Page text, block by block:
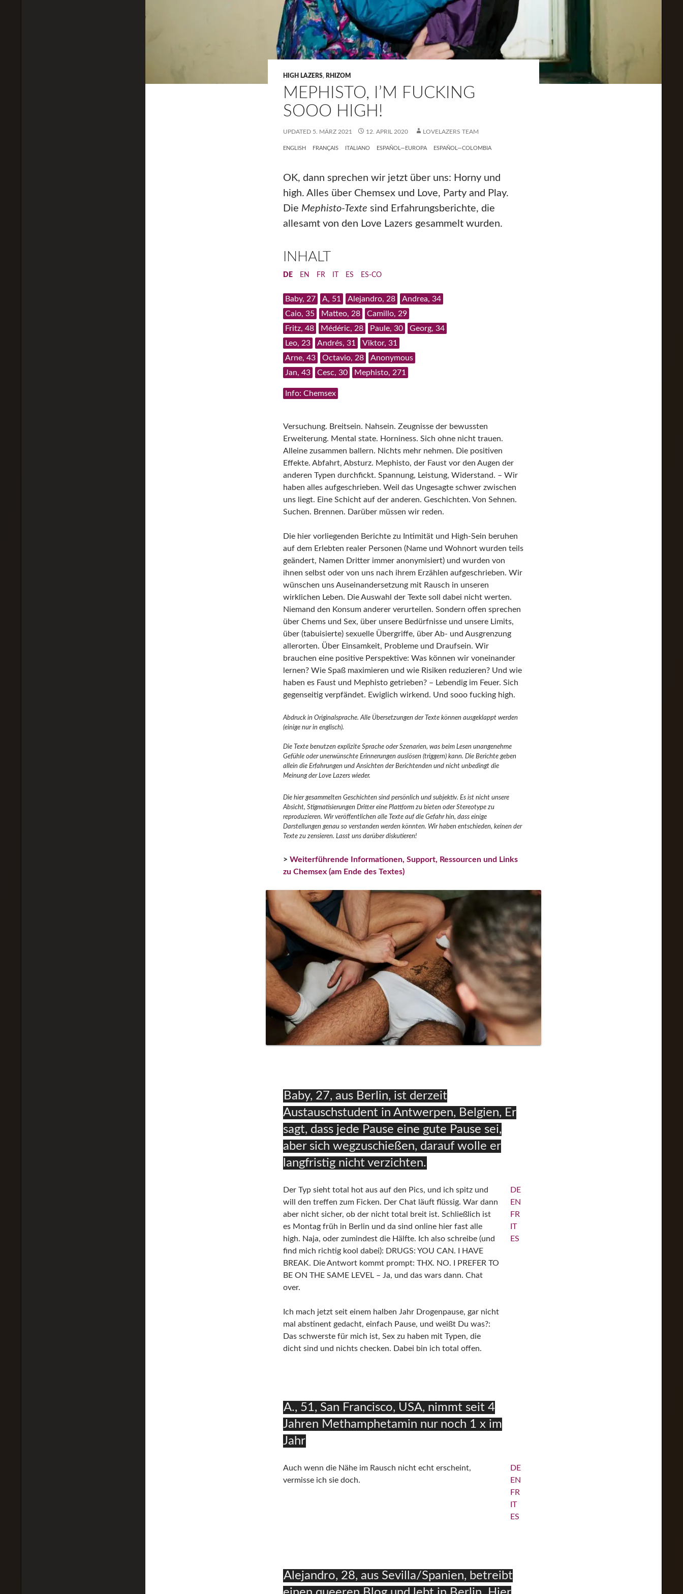
HIGH LAZERS, RHIZOM
MEPHISTO, I’M FUCKING
SOOO HIGH!
UPDATED 5. MÄRZ 2021 12. APRIL 2020 LOVELAZERS TEAM
ENGLISH FRANÇAIS ITALIANO ESPAÑOL—EUROPA ESPAÑOL—COLOMBIA
OK, dann sprechen wir jetzt über uns: Horny und
high. Alles über Chemsex und Love, Party and Play.
Die Mephisto-Texte sind Erfahrungsberichte, die
allesamt von den Love Lazers gesammelt wurden.
INHALT
DE EN FR ES ES-CO
Baby, 27 A, 51 Alejandro, 28
Andrea, 34
Caio, 35
Matteo, 28
Camillo, 29
Fritz, 48
Médéric, 28 Paule, 30
Georg, 34
Leo, 23
Andrés, 31
Viktor, 31
Arne, 43
Octavio, 28
Anonymous
Jan, 43
Cesc, 30 Mephisto, 271
Info: Chemsex
Versuchung. Breitsein. Nahsein. Zeugnisse der bewussten
Erweiterung. Mental state. Horniness. Sich ohne nicht trauen.
Alleine zusammen ballern. Nichts mehr nehmen. Die positiven
Effekte. Abfahrt, Absturz. Mephisto, der Faust vor den Augen der
anderen Typen durchfickt. Spannung, Leistung, Widerstand. – Wir
haben alles aufgeschrieben. Weil das Ungesagte schwer zwischen
uns liegt. Eine Schicht auf der anderen. Geschichten. Von Sehnen.
Suchen. Brennen. Darüber müssen wir reden.
Die hier vorliegenden Berichte zu Intimität und High-Sein beruhen
auf dem Erlebten realer Personen (Name und Wohnort wurden teils
geändert, Namen Dritter immer anonymisiert) und wurden von
ihnen selbst oder von uns nach ihrem Erzählen aufgeschrieben. Wir
wünschen uns Auseinandersetzung mit Rausch in unseren
wirklichen Leben. Die Auswahl der Texte soll dabei nicht werten.
Niemand den Konsum anderer verurteilen. Sondern offen sprechen
über Chems und Sex, über unsere Bedürfnisse und unsere Limits,
über (tabuisierte) sexuelle Übergriffe, über Ab- und Ausgrenzung
allerorten. Über Einsamkeit, Probleme und Draufsein. Wir
brauchen eine positive Perspektive: Was können wir voneinander
lernen? Wie Spaß maximieren und wie Risiken reduzieren? Und wie
haben es Faust und Mephisto getrieben? – Lebendig im Feuer. Sich
gegenseitig verpfändet. Ewiglich wirkend. Und sooo fucking high.
Abdruck in Originalsprache. Alle Übersetzungen der Texte können ausgeklappt werden
(einige nur in englisch).
Die Texte benutzen explizite Sprache oder Szenarien, was beim Lesen unangenehme
Gefühle oder unerwünschte Erinnerungen auslösen (triggern) kann. Die Berichte geben
allein die Erfahrungen und Ansichten der Berichtenden und nicht unbedingt die
Meinung der Love Lazers wieder.
Die hier gesammelten Geschichten sind persönlich und subjektiv. Es ist nicht unsere
Absicht, Stigmatisierungen Dritter eine Plattform zu bieten oder Stereotype zu
reproduzieren. Wir veröffentlichen alle Texte auf die Gefahr hin, dass einige
Darstellungen genau so verstanden werden könnten. Wir haben entschieden, keinen der
Texte zu zensieren. Lasst uns darüber diskutieren!
> Weiterführende Informationen, Support, Ressourcen und Links
zu Chemsex (am Ende des Textes)
Baby, 27, aus Berlin, ist derzeit
Austauschstudent in Antwerpen, Belgien, Er
sagt, dass jede Pause eine gute Pause sei,
aber sich wegzuschießen, darauf wolle er
langfristig nicht verzichten.
DE
EN
FR
IT
ES
Der Typ sieht total hot aus auf den Pics, und ich spitz und
will den treffen zum Ficken. Der Chat läuft flüssig. War dann
aber nicht sicher, ob der nicht total breit ist. Schließlich ist
es Montag früh in Berlin und da sind online hier fast alle
high. Naja, oder zumindest die Hälfte. Ich also schreibe (und
find mich richtig kool dabei): DRUGS: YOU CAN. I HAVE
BREAK. Die Antwort kommt prompt: THX. NO. I PREFER TO
BE ON THE SAME LEVEL – Ja, und das wars dann. Chat
over.
Ich mach jetzt seit einem halben Jahr Drogenpause, gar nicht
mal abstinent gedacht, einfach Pause, und weißt Du was?:
Das schwerste für mich ist, Sex zu haben mit Typen, die
dicht sind und nichts checken. Dabei bin ich total offen.
A., 51, San Francisco, USA, nimmt seit 4
Jahren Methamphetamin nur noch 1 x im
Jahr
DE
EN
FR
IT
ES
Auch wenn die Nähe im Rausch nicht echt erscheint,
vermisse ich sie doch.
Alejandro, 28, aus Sevilla/Spanien, betreibt